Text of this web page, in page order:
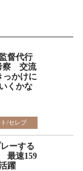
督代行
察 交流
かけに
くかな
/セレブ
ーする
最速159
躍